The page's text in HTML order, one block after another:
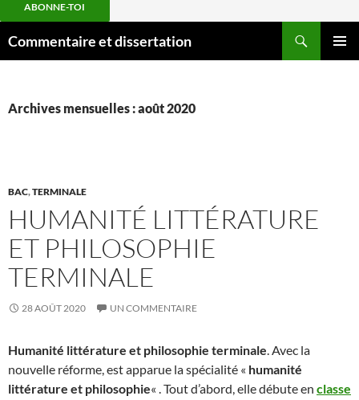
ABONNE-TOI
auCommentaire et dissertation
Archives mensuelles : août 2020
BAC,TERMINALE
HUMANITÉ LITTÉRATURE
ET PHILOSOPHIE
TERMINALE
28 AOÛT 2020 UN COMMENTAIRE
Humanité littérature et philosophie terminale. Avec la
nouvelle réforme, est apparue la spécialité « humanité
littérature et philosophie« . Tout d’abord, elle débute en classe